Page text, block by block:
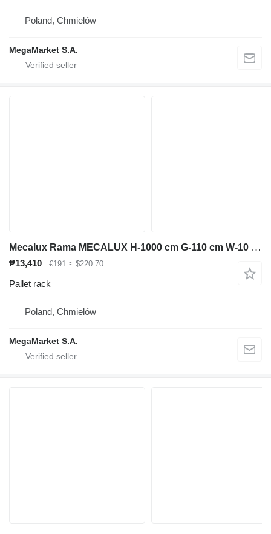
Poland, Chmielów
MegaMarket S.A.
Mecalux Rama MECALUX H-1000 cm G-110 cm W-10 cm niebieski używana
₱13,410 €191 ≈ $220.70
Pallet rack
Poland, Chmielów
MegaMarket S.A.